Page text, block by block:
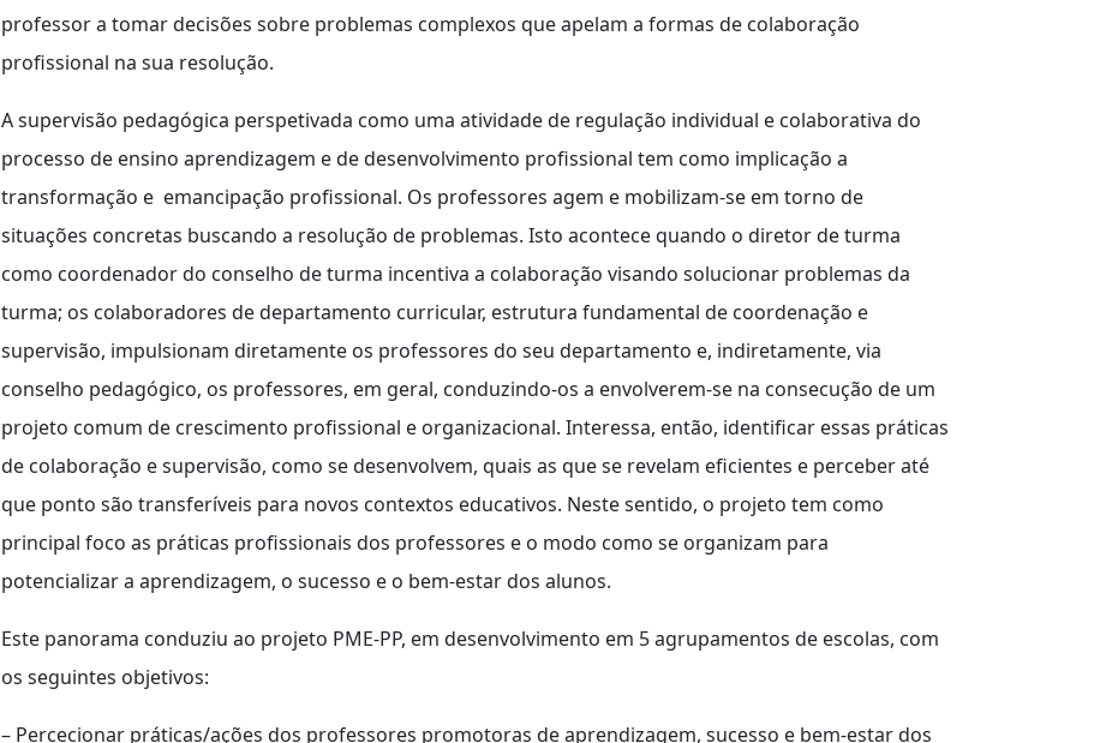
professor a tomar decisões sobre problemas complexos que apelam a formas de colaboração
profissional na sua resolução.
A supervisão pedagógica perspetivada como uma atividade de regulação individual e colaborativa do
processo de ensino aprendizagem e de desenvolvimento profissional tem como implicação a
transformação e emancipação profissional. Os professores agem e mobilizam-se em torno de
situações concretas buscando a resolução de problemas. Isto acontece quando o diretor de turma
como coordenador do conselho de turma incentiva a colaboração visando solucionar problemas da
turma; os colaboradores de departamento curricular, estrutura fundamental de coordenação e
supervisão, impulsionam diretamente os professores do seu departamento e, indiretamente, via
conselho pedagógico, os professores, em geral, conduzindo-os a envolverem-se na consecução de um
projeto comum de crescimento profissional e organizacional. Interessa, então, identificar essas práticas
de colaboração e supervisão, como se desenvolvem, quais as que se revelam eficientes e perceber até
que ponto são transferíveis para novos contextos educativos. Neste sentido, o projeto tem como
principal foco as práticas profissionais dos professores e o modo como se organizam para
potencializar a aprendizagem, o sucesso e o bem-estar dos alunos.
Este panorama conduziu ao projeto PME-PP, em desenvolvimento em 5 agrupamentos de escolas, com
os seguintes objetivos:
– Percecionar práticas/ações dos professores promotoras de aprendizagem, sucesso e bem-estar dos